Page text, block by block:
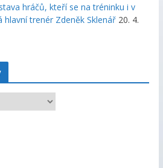
hráčů, kteří se na tréninku i v
trenér Zdeněk Sklenář 20. 4.